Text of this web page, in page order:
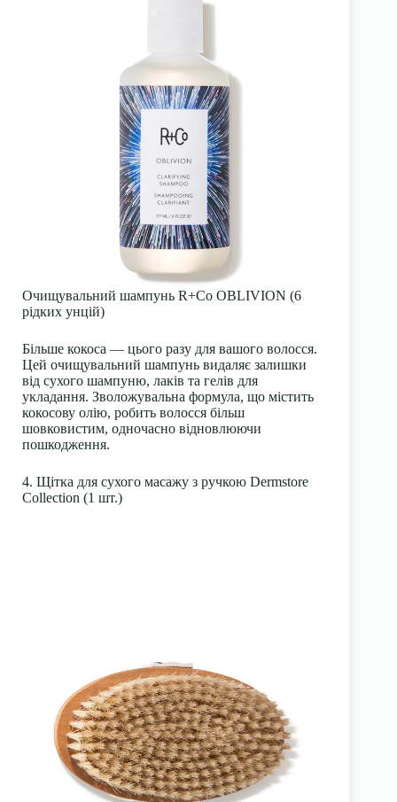
Очищувальний шампунь R+Co OBLIVION (6
рідких унцій)
Більше кокоса — цього разу для вашого волосся.
Цей очищувальний шампунь видаляє залишки
від сухого шампуню, лаків та гелів для
укладання. Зволожувальна формула, що містить
кокосову олію, робить волосся більш
шовковистим, одночасно відновлюючи
пошкодження.
4. Щітка для сухого масажу з ручкою Dermstore
Collection (1 шт.)